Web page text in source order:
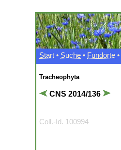
Start • Suche • Fundorte •
Tracheophyta
CNS 2014/136
Coll.-Id. 100994